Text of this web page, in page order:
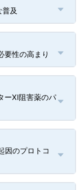
及
要性の高まり
ーXI阻害薬のパ
因のプロトコ